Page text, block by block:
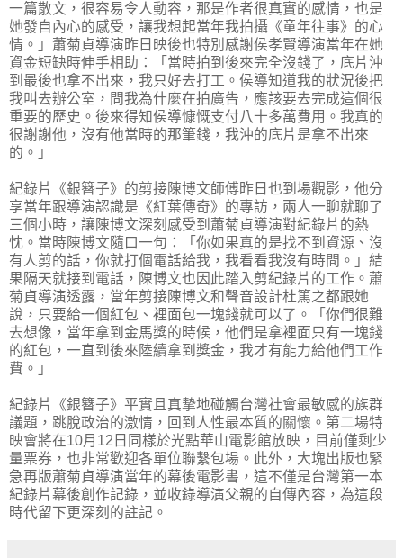
一篇散文，很容易令人動容，那是作者很真實的感情，也是
她發自內心的感受，讓我想起當年我拍攝《童年往事》的心
情。」蕭菊貞導演昨日映後也特別感謝侯孝賢導演當年在她
資金短缺時伸手相助：「當時拍到後來完全沒錢了，底片沖
到最後也拿不出來，我只好去打工。侯導知道我的狀況後把
我叫去辦公室，問我為什麼在拍廣告，應該要去完成這個很
重要的歷史。後來得知侯導慷慨支付八十多萬費用。我真的
很謝謝他，沒有他當時的那筆錢，我沖的底片是拿不出來
的。」
紀錄片《銀簪子》的剪接陳博文師傅昨日也到場觀影，他分
享當年跟導演認識是《紅葉傳奇》的專訪，兩人一聊就聊了
三個小時，讓陳博文深刻感受到蕭菊貞導演對紀錄片的熱
忱。當時陳博文隨口一句：「你如果真的是找不到資源、沒
有人剪的話，你就打個電話給我，我看看我沒有時間。」結
果隔天就接到電話，陳博文也因此踏入剪紀錄片的工作。蕭
菊貞導演透露，當年剪接陳博文和聲音設計杜篤之都跟她
說，只要給一個紅包、裡面包一塊錢就可以了。「你們很難
去想像，當年拿到金馬獎的時候，他們是拿裡面只有一塊錢
的紅包，一直到後來陸續拿到獎金，我才有能力給他們工作
費。」
紀錄片《銀簪子》平實且真摯地碰觸台灣社會最敏感的族群
議題，跳脫政治的激情，回到人性最本質的關懷。第二場特
映會將在10月12日同樣於光點華山電影館放映，目前僅剩少
量票券，也非常歡迎各單位聯繫包場。此外，大塊出版也緊
急再版蕭菊貞導演當年的幕後電影書，這不僅是台灣第一本
紀錄片幕後創作記錄，並收錄導演父親的自傳內容，為這段
時代留下更深刻的註記。